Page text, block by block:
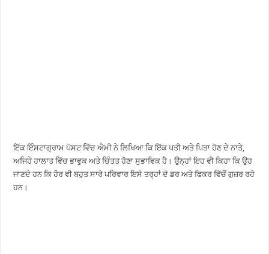
ਇੱਕ ਇੰਸਟਾਗ੍ਰਾਮ ਪੋਸਟ ਵਿੱਚ ਐਮੀ ਨੇ ਲਿਖਿਆ ਕਿ ਇੱਕ ਪਤੀ ਅਤੇ ਪਿਤਾ ਹੋਣ ਦੇ ਨਾਤੇ,
ਅਜਿਹੇ ਹਾਲਾਤ ਵਿੱਚ ਭਾਵੁਕ ਅਤੇ ਚਿੰਤਤ ਹੋਣਾ ਸੁਭਾਵਿਕ ਹੈ। ਉਨ੍ਹਾਂ ਇਹ ਵੀ ਕਿਹਾ ਕਿ ਉਹ
ਜਾਣਦੇ ਹਨ ਕਿ ਹੋਰ ਵੀ ਬਹੁਤ ਸਾਰੇ ਪਰਿਵਾਰ ਇਸੇ ਤਰ੍ਹਾਂ ਦੇ ਡਰ ਅਤੇ ਫਿਕਰ ਵਿੱਚੋਂ ਗੁਜ਼ਰ ਰਹੇ
ਹਨ।